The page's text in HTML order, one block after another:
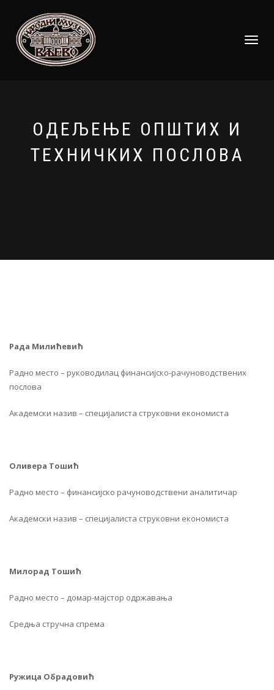
TOGGLE
ОДЕЉЕЊЕ ОПШТИХ И
ТЕХНИЧКИХ ПОСЛОВА
Рада Милићевић
Радно место – руководилац финансијско-рачуноводствених
послова
Академски назив – специјалиста струковни економиста
Оливера Тошић
Радно место – финансијско рачуноводствени аналитичар
Академски назив – специјалиста струковни економиста
Милорад Тошић
Радно место – домар-мајстор одржавања
Средња стручна спрема
Ружица Обрадовић